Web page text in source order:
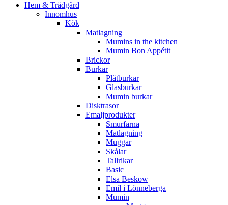
Hem & Trädgård
Innomhus
Kök
Matlagning
Mumins in the kitchen
Mumin Bon Appétit
Brickor
Burkar
Plåtburkar
Glasburkar
Mumin burkar
Disktrasor
Emaljprodukter
Smurfarna
Matlagning
Muggar
Skålar
Tallrikar
Basic
Elsa Beskow
Emil i Lönneberga
Mumin